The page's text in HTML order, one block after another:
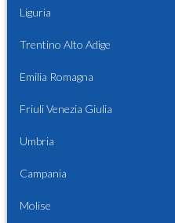
Liguria
Trentino Alto Adige
Emilia Romagna
Friuli Venezia Giulia
Umbria
Campania
Molise